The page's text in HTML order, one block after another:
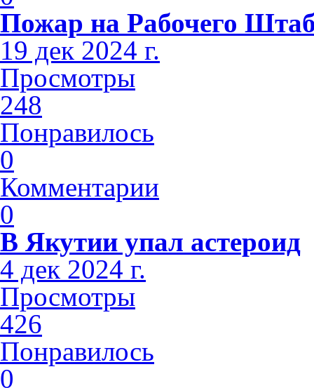
Пожар на Рабочего
19 дек 2024 г.
Просмотры
248
Понравилось
0
Комментарии
0
В Якутии упал астероид
4 дек 2024 г.
Просмотры
426
Понравилось
0